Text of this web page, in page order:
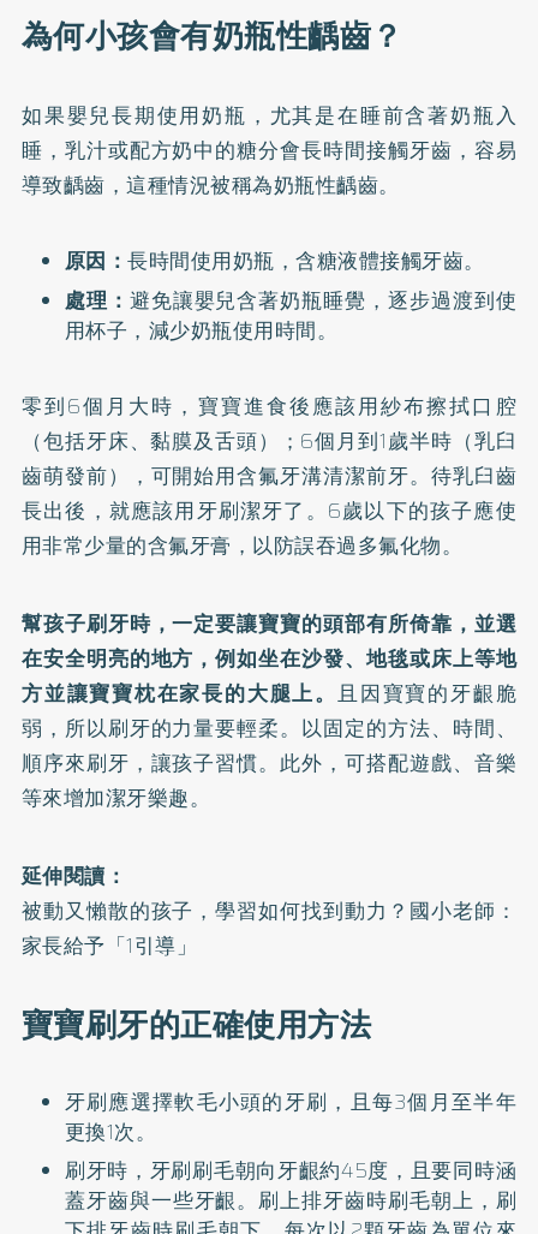
為何小孩會有奶瓶性齲齒？
如果嬰兒長期使用奶瓶，尤其是在睡前含著奶瓶入
睡，乳汁或配方奶中的糖分會長時間接觸牙齒，容易
導致齲齒，這種情況被稱為奶瓶性齲齒。
原因：長時間使用奶瓶，含糖液體接觸牙齒。
處理： 避免讓嬰兒含著奶瓶睡覺，逐步過渡到使
用杯子，減少奶瓶使用時間。
零到6個月大時，寶寶進食後應該用紗布擦拭口腔
（包括牙床、黏膜及舌頭）；6個月到1歲半時（乳臼
齒萌發前），可開始用含氟牙溝清潔前牙。待乳臼齒
長出後，就應該用牙刷潔牙了。6歲以下的孩子應使
用非常少量的含氟牙膏，以防誤吞過多氟化物。
幫孩子刷牙時，一定要讓寶寶的頭部有所倚靠，並選
在安全明亮的地方，例如坐在沙發、地毯或床上等地
方並讓寶寶枕在家長的大腿上。且因寶寶的牙齦脆
弱，所以刷牙的力量要輕柔。以固定的方法、時間、
順序來刷牙，讓孩子習慣。此外，可搭配遊戲、音樂
等來增加潔牙樂趣。
延伸閱讀：
被動又懶散的孩子，學習如何找到動力？國小老師：
家長給予「1引導」
寶寶刷牙的正確使用方法
牙刷應選擇軟毛小頭的牙刷，且每3個月至半年
更換1次。
刷牙時，牙刷刷毛朝向牙齦約45度，且要同時涵
蓋牙齒與一些牙齦。刷上排牙齒時刷毛朝上，刷